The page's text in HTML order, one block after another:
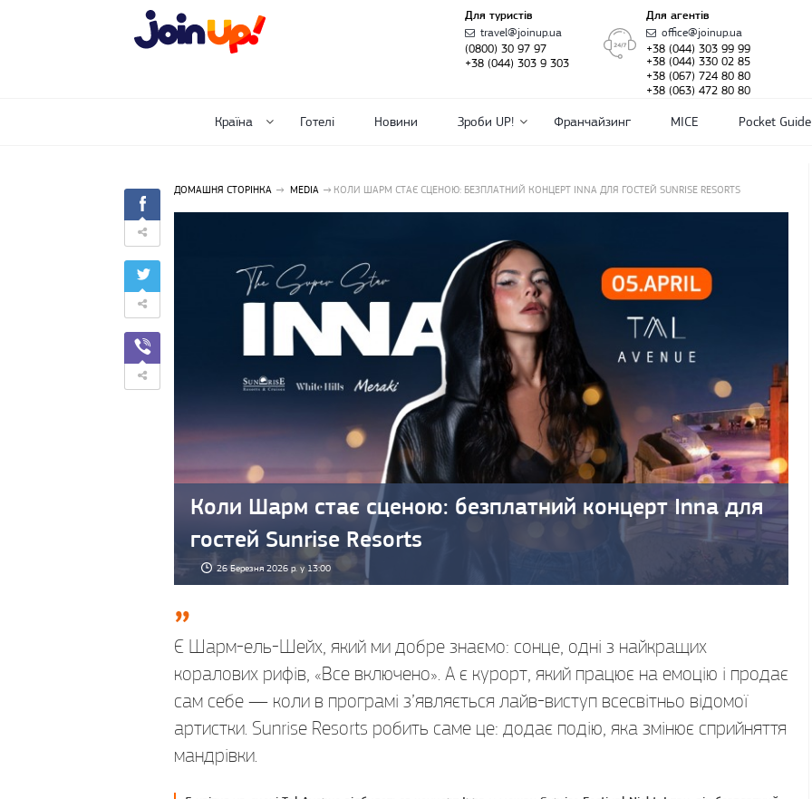
Для туристів
travel@joinup.ua
(0800) 30 97 97
+38 (044) 303 9 303
Для агентів
office@joinup.ua
+38 (044) 303 99 99
+38 (044) 330 02 85
+38 (067) 724 80 80
+38 (063) 472 80 80
Країна Готелі Новини Зроби UP! Франчайзинг MICE Pocket Guide
ДОМАШНЯ СТОРІНКА MEDIA КОЛИ ШАРМ СТАЄ СЦЕНОЮ: БЕЗПЛАТНИЙ КОНЦЕРТ INNA ДЛЯ ГОСТЕЙ SUNRISE RESORTS
Коли Шарм стає сценою: безплатний концерт Inna для
гостей Sunrise Resorts
26 Березня 2026 р. у 13:00
Є Шарм-ель-Шейх, який ми добре знаємо: сонце, одні з найкращих
коралових рифів, «Все включено». А є курорт, який працює на емоцію і продає
сам себе — коли в програмі з’являється лайв-виступ всесвітньо відомої
артистки. Sunrise Resorts робить саме це: додає подію, яка змінює сприйняття
мандрівки.